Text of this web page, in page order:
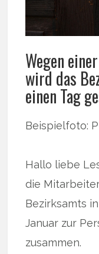
Wegen
wird das
einen Tag
Beispielfoto:
Hallo liebe
die
Bezirksamts
Januar zur
zusammen.